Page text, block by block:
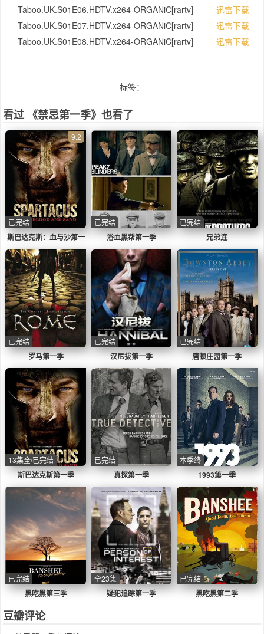
Taboo.UK.S01E06.HDTV.x264-ORGANiC[rartv]
迅雷下载
Taboo.UK.S01E07.HDTV.x264-ORGANiC[rartv]
迅雷下载
Taboo.UK.S01E08.HDTV.x264-ORGANiC[rartv]
迅雷下载
标签：
看过 《禁忌第一季》也看了
斯巴达克斯：血与沙第一
季
9.2
已完结
浴血黑帮第一季
已完结
兄弟连
已完结
罗马第一季
已完结
汉尼拔第一季
已完结
唐顿庄园第一季
已完结
斯巴达克斯第一季
13集全/已完结
真探第一季
已完结
1993第一季
本季终
黑吃黑第三季
已完结
疑犯追踪第一季
全23集
黑吃黑第二季
已完结
豆瓣评论